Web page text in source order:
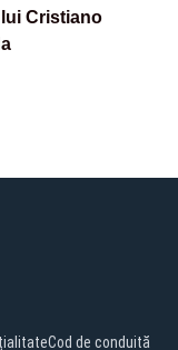
Cristiano
Cod de conduită